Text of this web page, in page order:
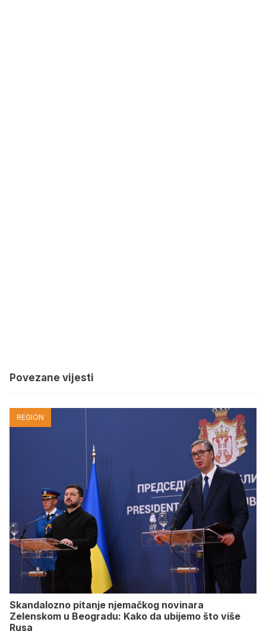
Povezane vijesti
REGION
Skandalozno pitanje njemačkog novinara
Zelenskom u Beogradu: Kako da ubijemo što više
Rusa